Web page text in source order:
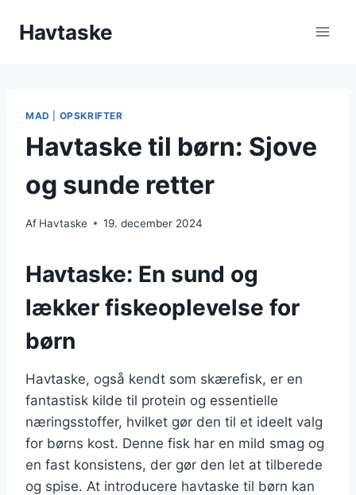
Havtaske
MAD OPSKRIFTER
Havtaske til børn: Sjove
og sunde retter
Af Havtaske 19. december 2024
Havtaske: En sund og
lækker fiskeoplevelse for
børn
Havtaske, også kendt som skærefisk, er en
fantastisk kilde til protein og essentielle
næringsstoffer, hvilket gør den til et ideelt valg
for børns kost. Denne fisk har en mild smag og
en fast konsistens, der gør den let at tilberede
og spise. At introducere havtaske til børn kan